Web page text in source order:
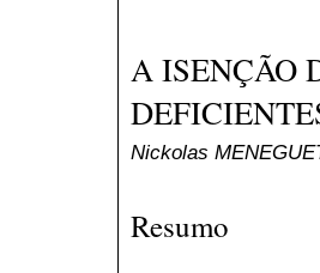
A ISENÇÃO
Nickolas
Resumo